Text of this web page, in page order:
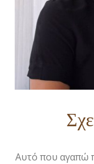
Αυτό που αγαπώ